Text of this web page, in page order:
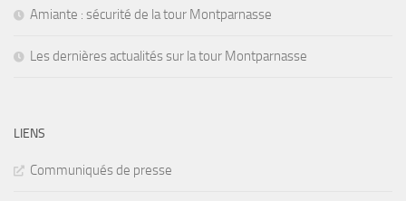
Amiante : sécurité de la tour Montparnasse
Les dernières actualités sur la tour Montparnasse
LIENS
Communiqués de presse